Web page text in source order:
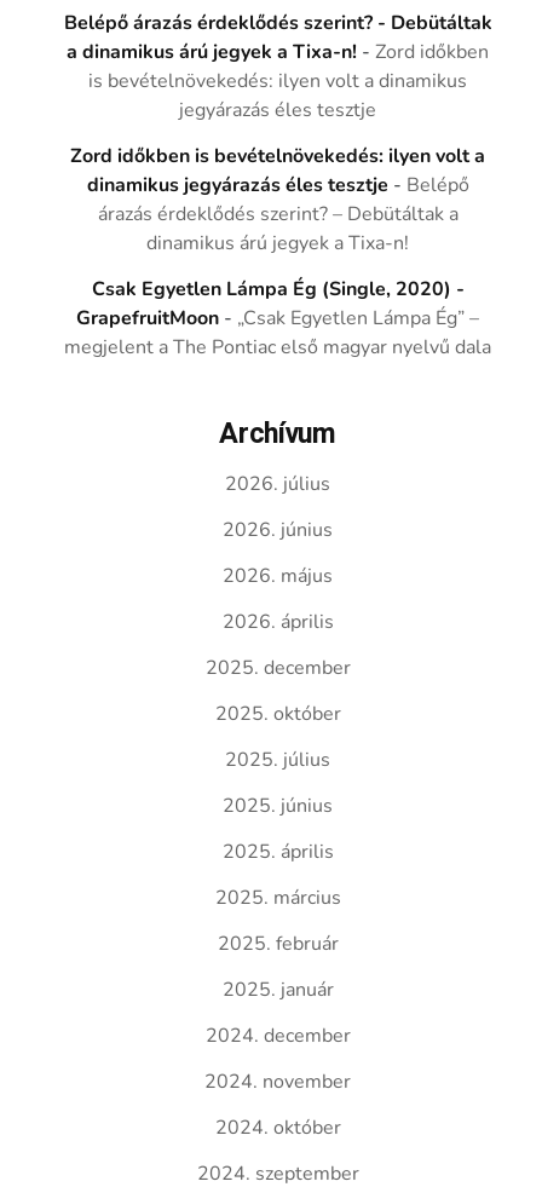
Belépő árazás érdeklődés szerint? - Debütáltak
a dinamikus árú jegyek a Tixa-n! -Zord időkben
is bevételnövekedés: ilyen volt a dinamikus
jegyárazás éles tesztje
Zord időkben is bevételnövekedés: ilyen volt a
dinamikus jegyárazás éles tesztje - Belépő
árazás érdeklődés szerint? – Debütáltak a
dinamikus árú jegyek a Tixa-n!
Csak Egyetlen Lámpa Ég (Single, 2020) -
GrapefruitMoon - „Csak Egyetlen Lámpa Ég” –
megjelent a The Pontiac első magyar nyelvű dala
Archívum
2026. július
2026. június
2026. május
2026. április
2025. december
2025. október
2025. július
2025. június
2025. április
2025. március
2025. február
2025. január
2024. december
2024. november
2024. október
2024. szeptember